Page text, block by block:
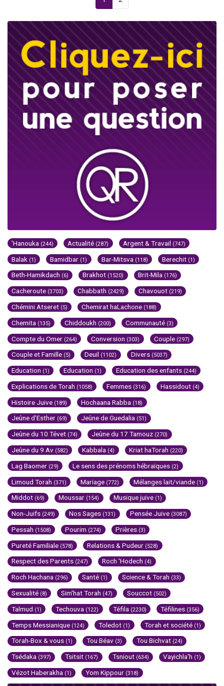
'Hanouka (244) Actualité (287) Argent & Travail (747)
Balak (1) Bamidbar (1) Bar-Mitsva (118) Berechit (1)
Beth-Hamikdach (6) Brakhot (1520) Brit-Mila (176)
Cacheroute (3703) Chabbath (2429) Chavouot (219)
Chémini Atseret (5) Chemirat haLachone (188)
Chemita (135) Chiddoukh (200) Communauté (3)
Compte du Omer (264) Conversion (303) Couple (297)
Couple et Famille (5) Deuil (1102) Divers (5037)
Education (1) Education (1) Education des enfants (244)
Explications de Torah (1058) Femmes (316) Hassidout (4)
Histoire Juive (189) Hochaana Rabba (18)
Jeûne d'Esther (69) Jeûne de Guedalia (51)
Jeûne du 10 Tévet (74) Jeûne du 17 Tamouz (270)
Jeûne du 9 Av (582) Kabbala (4) Kriat haTorah (220)
Lag Baomer (29) Le sens des prénoms hébraïques (2)
Limoud Torah (371) Mariage (772) Mélanges lait/viande (1)
Middot (69) Moussar (154) Musique juive (1)
Non-Juifs (249) Nos Sages (131) Pensée Juive (3087)
Pessah (1508) Pourim (274) Prières (3)
Pureté Familiale (578) Relations & Pudeur (528)
Respect des Parents (247) Roch 'Hodech (4)
Roch Hachana (296) Santé (1) Science & Torah (33)
Sexualité (8) Sim'hat Torah (47) Souccot (502)
Talmud (1) Techouva (122) Téfila (2230) Téfilines (356)
Temps Messianique (124) Toledot (1) Torah et société (1)
Torah-Box & vous (1) Tou Béav (3) Tou Bichvat (24)
Tsédaka (397) Tsitsit (167) Tsniout (634) Vayichla'h (1)
Vézot Haberakha (1) Yom Kippour (318)